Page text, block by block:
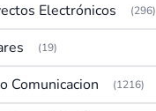
Electrónicos (296)
(19)
Comunicacion (1216)